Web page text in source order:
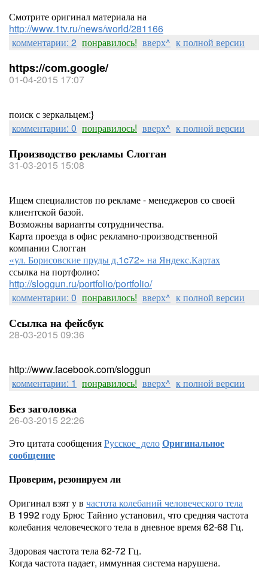
Смотрите оригинал материала на
http://www.1tv.ru/news/world/281166
комментарии: 2 понравилось! вверх^ к полной версии
https://com.google/
01-04-2015 17:07
поиск с зеркальцем:}
комментарии: 0 понравилось! вверх^ к полной версии
Производство рекламы Слогган
31-03-2015 15:08
Ищем специалистов по рекламе - менеджеров со своей
клиентской базой.
Возможны варианты сотрудничества.
Карта проезда в офис рекламно-производственной
компании Слогган
«ул. Борисовские пруды д.1c72» на Яндекс.Картах
ссылка на портфолио:
http://sloggun.ru/portfolio/portfolio/
комментарии: 0 понравилось! вверх^ к полной версии
Ссылка на фейсбук
28-03-2015 09:36
http://www.facebook.com/sloggun
комментарии: 1 понравилось! вверх^ к полной версии
Без заголовка
26-03-2015 22:26
Это цитата сообщенияРусское_делоОригинальное
сообщение
Проверим, резонируем ли
Оригинал взят ув частота колебаний человеческого тела
В 1992 году Брюс Тайнио установил, что средняя частота
колебания человеческого тела в дневное время 62-68 Гц.
Здоровая частота тела 62-72 Гц.
Когда частота падает, иммунная система нарушена.